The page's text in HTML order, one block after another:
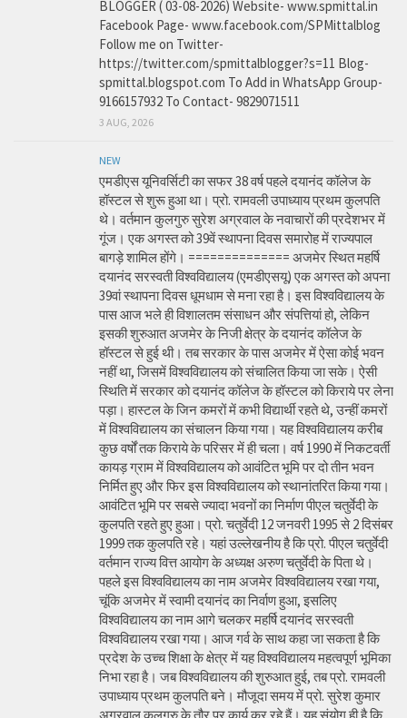
BLOGGER ( 03-08-2026) Website- www.spmittal.in
Facebook Page- www.facebook.com/SPMittalblog
Follow me on Twitter-
https://twitter.com/spmittalblogger?s=11 Blog-
spmittal.blogspot.com To Add in WhatsApp Group-
9166157932 To Contact- 9829071511
3 AUG, 2026
NEW
एमडीएस यूनिवर्सिटी का सफर 38 वर्ष पहले दयानंद कॉलेज के
हॉस्टल से शुरू हुआ था। प्रो. रामवली उपाध्याय प्रथम कुलपति
थे। वर्तमान कुलगुरु सुरेश अग्रवाल के नवाचारों की प्रदेशभर में
गूंज। एक अगस्त को 39वें स्थापना दिवस समारोह में राज्यपाल
बागड़े शामिल होंगे। ============== अजमेर स्थित महर्षि
दयानंद सरस्वती विश्वविद्यालय (एमडीएसयू) एक अगस्त को अपना
39वां स्थापना दिवस धूमधाम से मना रहा है। इस विश्वविद्यालय के
पास आज भले ही विशालतम संसाधन और संपत्तियां हो, लेकिन
इसकी शुरुआत अजमेर के निजी क्षेत्र के दयानंद कॉलेज के
हॉस्टल से हुई थी। तब सरकार के पास अजमेर में ऐसा कोई भवन
नहीं था, जिसमें विश्वविद्यालय को संचालित किया जा सके। ऐसी
स्थिति में सरकार को दयानंद कॉलेज के हॉस्टल को किराये पर लेना
पड़ा। हास्टल के जिन कमरों में कभी विद्यार्थी रहते थे, उन्हीं कमरों
में विश्वविद्यालय का संचालन किया गया। यह विश्वविद्यालय करीब
कुछ वर्षों तक किराये के परिसर में ही चला। वर्ष 1990 में निकटवर्ती
कायड़ ग्राम में विश्वविद्यालय को आवंटित भूमि पर दो तीन भवन
निर्मित हुए और फिर इस विश्वविद्यालय को स्थानांतरित किया गया।
आवंटित भूमि पर सबसे ज्यादा भवनों का निर्माण पीएल चतुर्वेदी के
कुलपति रहते हुए हुआ। प्रो. चतुर्वेदी 12 जनवरी 1995 से 2 दिसंबर
1999 तक कुलपति रहे। यहां उल्लेखनीय है कि प्रो. पीएल चतुर्वेदी
वर्तमान राज्य वित्त आयोग के अध्यक्ष अरुण चतुर्वेदी के पिता थे।
पहले इस विश्वविद्यालय का नाम अजमेर विश्वविद्यालय रखा गया,
चूंकि अजमेर में स्वामी दयानंद का निर्वाण हुआ, इसलिए
विश्वविद्यालय का नाम आगे चलकर महर्षि दयानंद सरस्वती
विश्वविद्यालय रखा गया। आज गर्व के साथ कहा जा सकता है कि
प्रदेश के उच्च शिक्षा के क्षेत्र में यह विश्वविद्यालय महत्वपूर्ण भूमिका
निभा रहा है। जब विश्वविद्यालय की शुरुआत हुई, तब प्रो. रामवली
उपाध्याय प्रथम कुलपति बने। मौजूदा समय में प्रो. सुरेश कुमार